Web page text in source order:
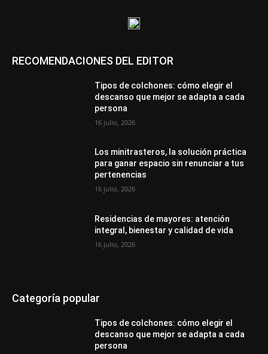
RECOMENDACIONES DEL EDITOR
Tipos de colchones: cómo elegir el
descanso que mejor se adapta a cada
persona
16 julio, 2026
Los minitrasteros, la solución práctica
para ganar espacio sin renunciar a tus
pertenencias
16 julio, 2026
Residencias de mayores: atención
integral, bienestar y calidad de vida
16 julio, 2026
Categoría popular
Tipos de colchones: cómo elegir el
descanso que mejor se adapta a cada
persona